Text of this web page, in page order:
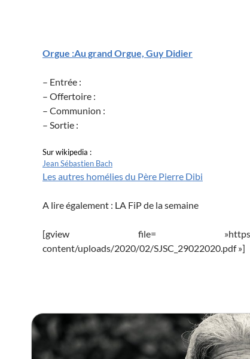
Orgue :Au grand Orgue, Guy Didier
– Entrée :
– Offertoire :
– Communion :
– Sortie :
Sur wikipedia :
Jean Sébastien Bach
Les autres homélies du Père Pierre Dibi
A lire également : LA FiP de la semaine
[gview file= »https://
content/uploads/2020/02/SJSC_29022020.pdf »]